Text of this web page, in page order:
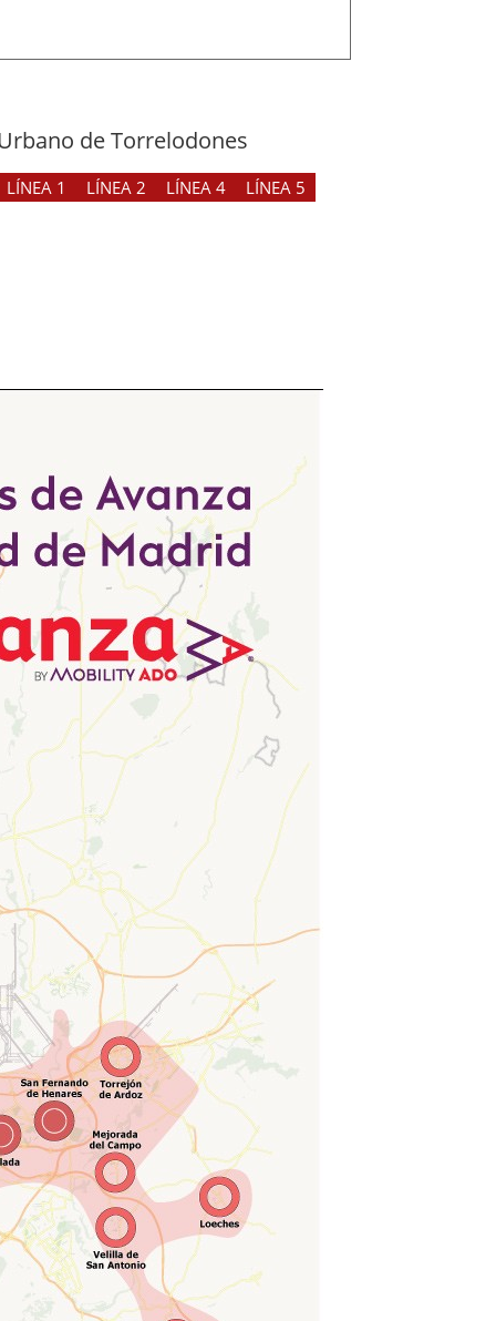
de Torrelodones
LÍNEA 1 LÍNEA 2 LÍNEA 4 LÍNEA 5